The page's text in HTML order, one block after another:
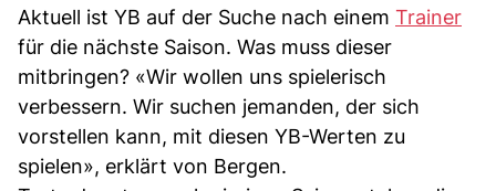
Aktuell ist YB auf der Suche nach einem Trainer
für die nächste Saison. Was muss dieser
mitbringen? «Wir wollen uns spielerisch
verbessern. Wir suchen jemanden, der sich
vorstellen kann, mit diesen YB-Werten zu
spielen», erklärt von Bergen.